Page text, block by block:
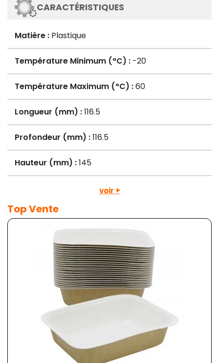
CARACTÉRISTIQUES
Matière : Plastique
Température Minimum (°C) : -20
Température Maximum (°C) :60
Longueur (mm) :116.5
Profondeur (mm) :116.5
Hauteur (mm) :145
voir +
Top Vente